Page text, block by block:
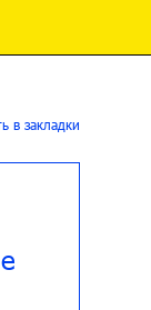
в закладки